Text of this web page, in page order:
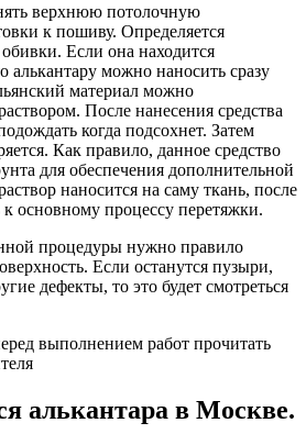
верхнюю потолочную
к пошиву. Определяется
Если она находится
алькантару можно наносить сразу
материал можно
После нанесения средства
когда подсохнет. Затем
Как правило, данное средство
для обеспечения дополнительной
наносится на саму ткань, после
основному процессу перетяжки.
процедуры нужно правило
Если останутся пузыри,
дефекты, то это будет смотреться
выполнением работ прочитать
алькантара в Москве.